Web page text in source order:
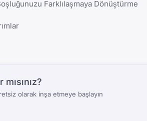
Farklılaşmaya Dönüştürme
olarak inşa etmeye başlayın